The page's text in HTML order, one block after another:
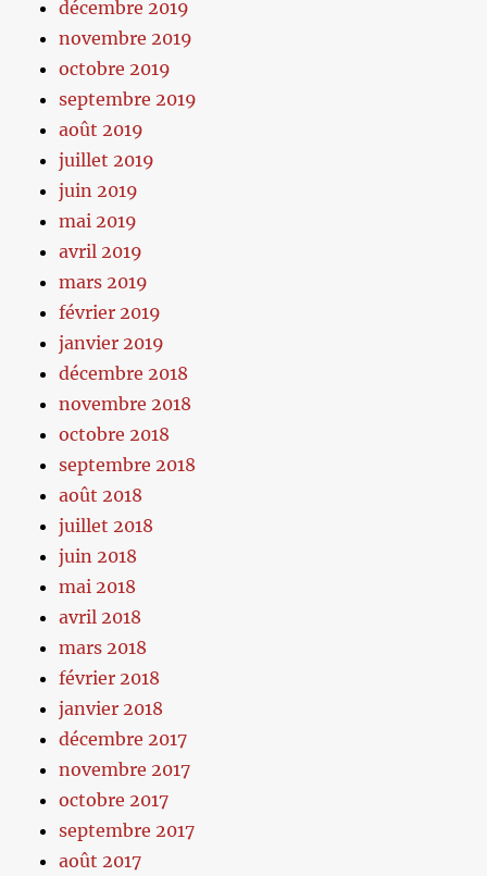
décembre 2019
novembre 2019
octobre 2019
septembre 2019
août 2019
juillet 2019
juin 2019
mai 2019
avril 2019
mars 2019
février 2019
janvier 2019
décembre 2018
novembre 2018
octobre 2018
septembre 2018
août 2018
juillet 2018
juin 2018
mai 2018
avril 2018
mars 2018
février 2018
janvier 2018
décembre 2017
novembre 2017
octobre 2017
septembre 2017
août 2017